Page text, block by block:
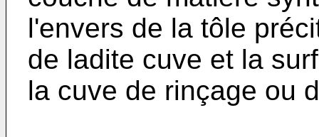
l'envers de la tôle
de ladite cuve et la
la cuve de rinçage ou